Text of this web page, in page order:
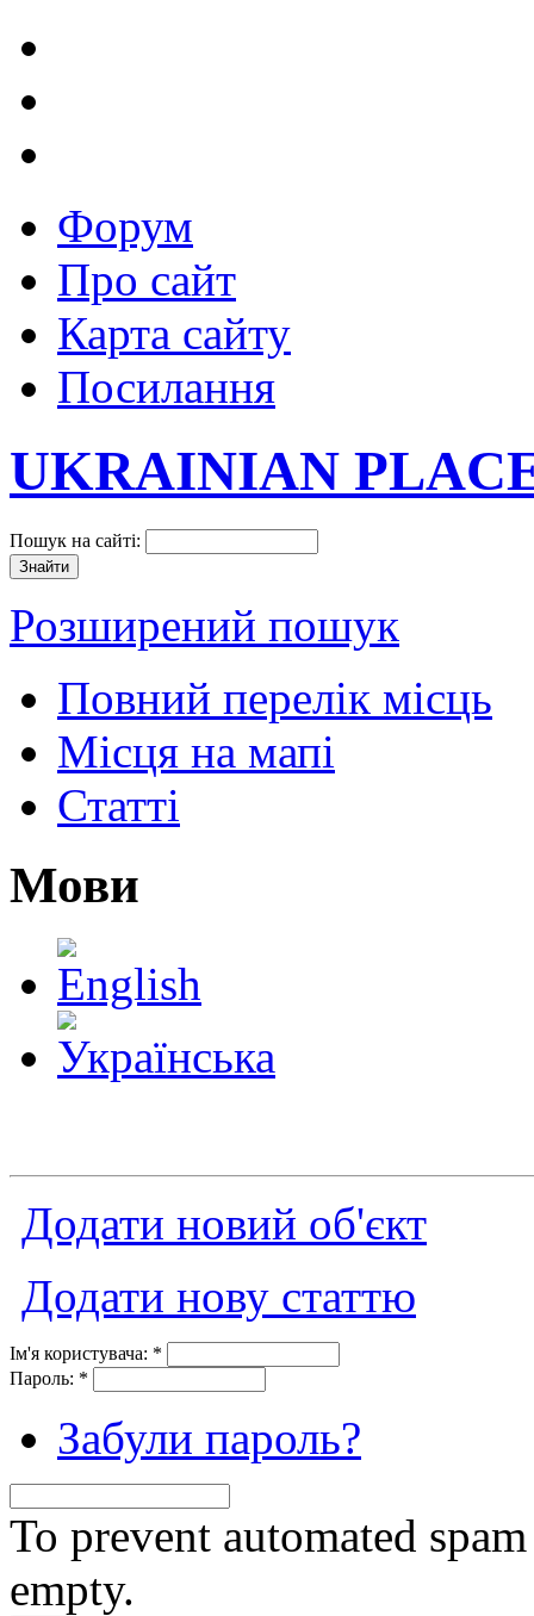
Форум
Про сайт
Карта сайту
Посилання
UKRAINIAN
Пошук на сайті:
Розширений пошук
Повний перелік місць
Місця на мапі
Статті
Мови
Додати новий об'єкт
Додати нову статтю
Ім'я користувача: *
Пароль: *
Забули пароль?
To prevent automated
empty.